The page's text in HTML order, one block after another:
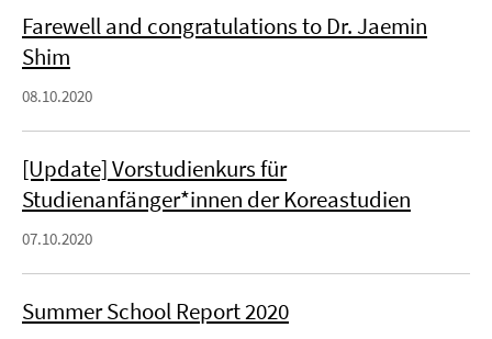
Farewell and congratulations to Dr. Jaemin
Shim
08.10.2020
[Update] Vorstudienkurs für
Studienanfänger*innen der Koreastudien
07.10.2020
Summer School Report 2020